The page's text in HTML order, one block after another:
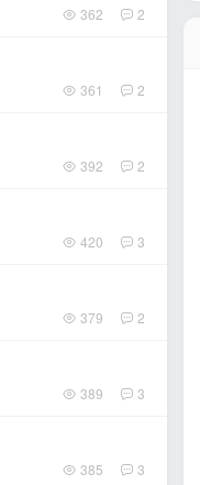
362 2
361 2
392 2
420 3
379 2
389 3
385 3